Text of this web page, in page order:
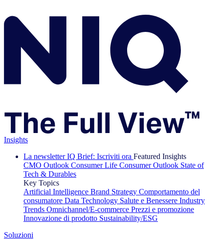
Insights
La newsletter IQ Brief: Iscriviti ora Featured Insights
CMO Outlook Consumer Life Consumer Outlook State of
Tech & Durables
Key Topics
Artificial Intelligence Brand Strategy Comportamento del
consumatore Data Technology Salute e Benessere Industry
Trends Omnichannel/E-commerce Prezzi e promozione
Innovazione di prodotto Sustainability/ESG
Soluzioni